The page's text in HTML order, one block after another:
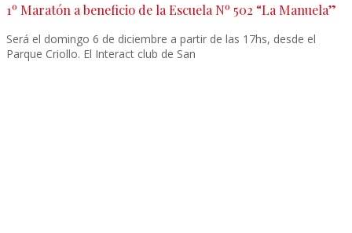
1º Maratón a beneficio de la Escuela Nº 502 “La Manuela”
Será el domingo 6 de diciembre a partir de las 17hs, desde el
Parque Criollo. El Interact club de San